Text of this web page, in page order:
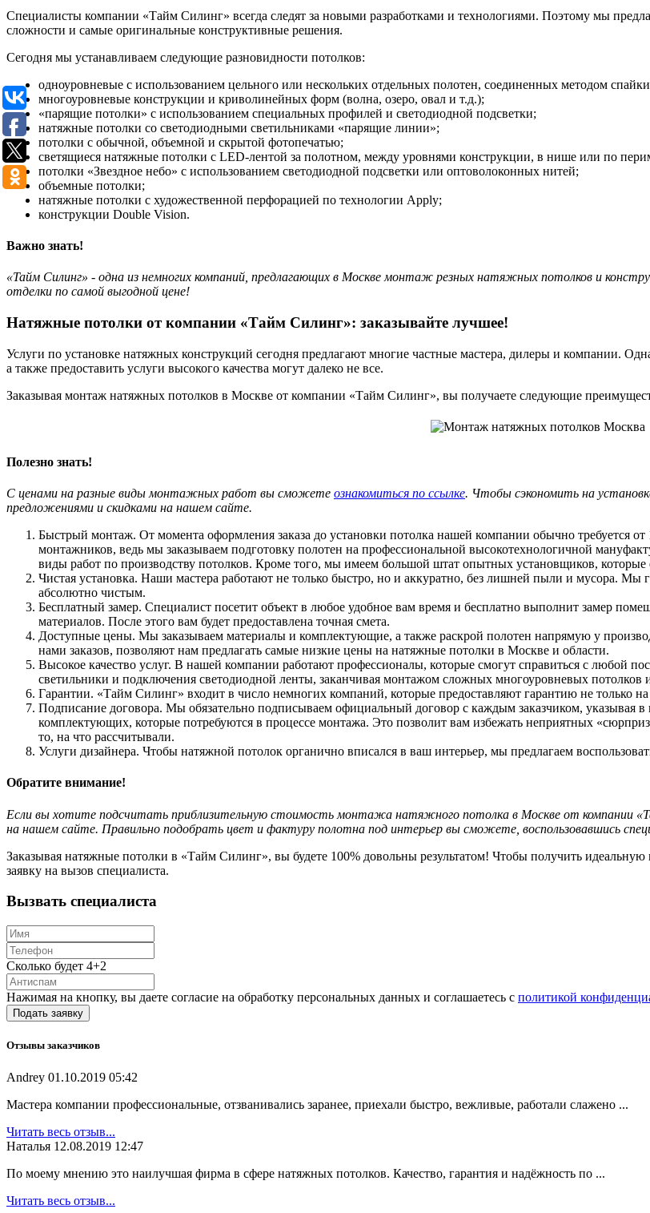
Специалисты компании «Тайм Силинг» всегда следят за новыми разработками и технологиями. Поэтому мы
сложности и самые оригинальные конструктивные решения.
Сегодня мы устанавливаем следующие разновидности потолков:
одноуровневые с использованием цельного или нескольких отдельных полотен, соединенных методом
многоуровневые конструкции и криволинейных форм (волна, озеро, овал и т.д.);
«парящие потолки» с использованием специальных профилей и светодиодной подсветки;
натяжные потолки со светодиодными светильниками «парящие линии»;
потолки с обычной, объемной и скрытой фотопечатью;
светящиеся натяжные потолки с LED-лентой за полотном, между уровнями конструкции, в нише или по
потолки «Звездное небо» с использованием светодиодной подсветки или оптоволоконных нитей;
объемные потолки;
натяжные потолки с художественной перфорацией по технологии Apply;
конструкции Double Vision.
Важно знать!
«Тайм Силинг» - одна из немногих компаний, предлагающих в Москве монтаж резных натяжных потолков и
отделки по самой выгодной цене!
Натяжные потолки от компании «Тайм Силинг»: заказывайте лучшее!
Услуги по установке натяжных конструкций сегодня предлагают многие частные мастера, дилеры и компании.
а также предоставить услуги высокого качества могут далеко не все.
Заказывая монтаж натяжных потолков в Москве от компании «Тайм Силинг», вы получаете следующие
Полезно знать!
С ценами на разные виды монтажных работ вы сможете ознакомиться по ссылке. Чтобы сэкономить на
предложениями и скидками на нашем сайте.
Быстрый монтаж. От момента оформления заказа до установки потолка нашей компании обычно требуется
монтажников, ведь мы заказываем подготовку полотен на профессиональной высокотехнологичной
виды работ по производству потолков. Кроме того, мы имеем большой штат опытных установщиков,
Чистая установка. Наши мастера работают не только быстро, но и аккуратно, без лишней пыли и мусора. Мы
абсолютно чистым.
Бесплатный замер. Специалист посетит объект в любое удобное вам время и бесплатно выполнит замер
материалов. После этого вам будет предоставлена точная смета.
Доступные цены. Мы заказываем материалы и комплектующие, а также раскрой полотен напрямую у
нами заказов, позволяют нам предлагать самые низкие цены на натяжные потолки в Москве и области.
Высокое качество услуг. В нашей компании работают профессионалы, которые смогут справиться с любой
светильники и подключения светодиодной ленты, заканчивая монтажом сложных многоуровневых потолков
Гарантии. «Тайм Силинг» входит в число немногих компаний, которые предоставляют гарантию не только
Подписание договора. Мы обязательно подписываем официальный договор с каждым заказчиком, указывая
комплектующих, которые потребуются в процессе монтажа. Это позволит вам избежать неприятных
то, на что рассчитывали.
Услуги дизайнера. Чтобы натяжной потолок органично вписался в ваш интерьер, мы предлагаем
Обратите внимание!
Если вы хотите подсчитать приблизительную стоимость монтажа натяжного потолка в Москве от компании
на нашем сайте. Правильно подобрать цвет и фактуру полотна под интерьер вы сможете, воспользовавшись
Заказывая натяжные потолки в «Тайм Силинг», вы будете 100% довольны результатом! Чтобы получить
заявку на вызов специалиста.
Вызвать специалиста
Сколько будет 4+2
Нажимая на кнопку, вы даете согласие на обработку персональных данных и соглашаетесь с политикой
Отзывы заказчиков
Andrey 01.10.2019 05:42
Мастера компании профессиональные, отзванивались заранее, приехали быстро, вежливые, работали слажено ...
Читать весь отзыв...
Наталья 12.08.2019 12:47
По моему мнению это наилучшая фирма в сфере натяжных потолков. Качество, гарантия и надёжность по ...
Читать весь отзыв...